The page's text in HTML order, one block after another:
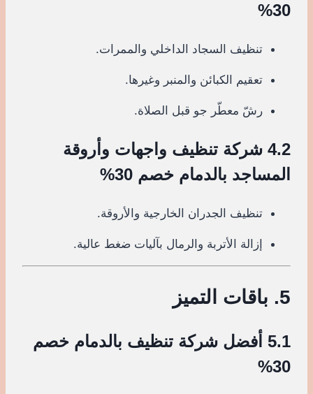
30%
تنظيف السجاد الداخلي والممرات.
تعقيم الكبائن والمنبر وغيرها.
رشّ معطّر جو قبل الصلاة.
4.2 شركة تنظيف واجهات وأروقة
المساجد بالدمام خصم 30%
تنظيف الجدران الخارجية والأروقة.
إزالة الأتربة والرمال بآليات ضغط عالية.
5. باقات التميز
5.1 أفضل شركة تنظيف بالدمام خصم
30%